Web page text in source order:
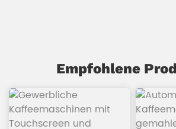
Empfohlene